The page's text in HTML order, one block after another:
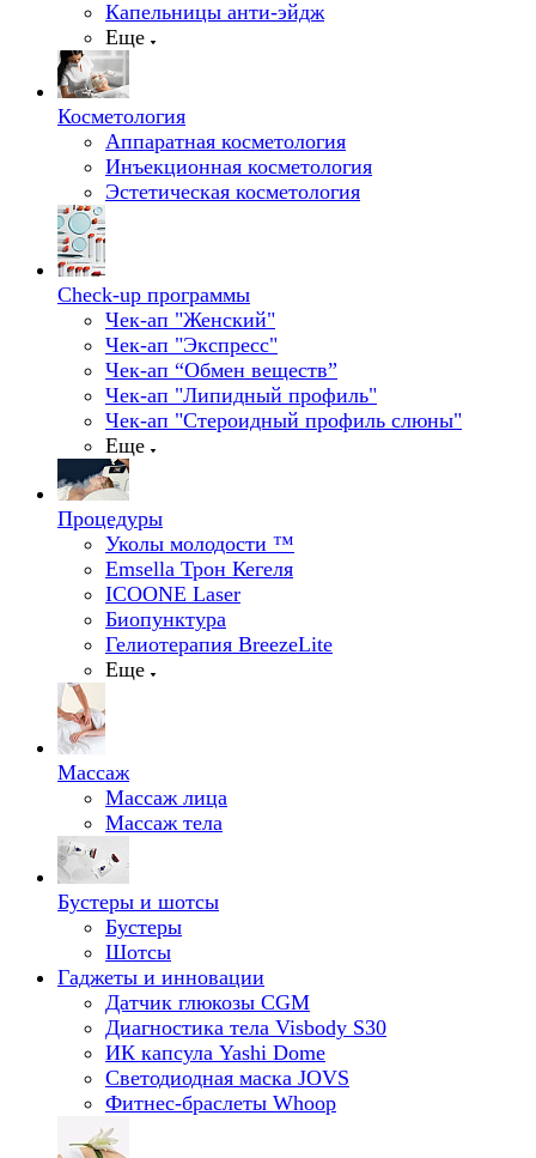
Капельницы анти-эйдж
Еще
Косметология
Аппаратная косметология
Инъекционная косметология
Эстетическая косметология
Check-up программы
Чек-ап "Женский"
Чек-ап "Экспресс"
Чек-ап “Обмен веществ”
Чек-ап "Липидный профиль"
Чек-ап "Стероидный профиль слюны"
Еще
Процедуры
Уколы молодости ™
Emsella Трон Кегеля
ICOONE Laser
Биопунктура
Гелиотерапия BreezeLite
Еще
Массаж
Массаж лица
Массаж тела
Бустеры и шотсы
Бустеры
Шотсы
Гаджеты и инновации
Датчик глюкозы CGM
Диагностика тела Visbody S30
ИК капсула Yashi Dome
Светодиодная маска JOVS
Фитнес-браслеты Whoop